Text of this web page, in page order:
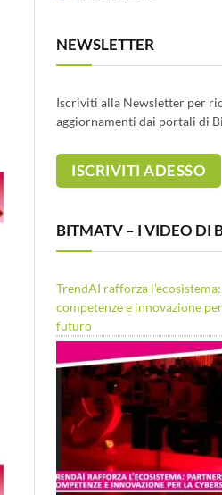
NEWSLETTER
Iscriviti alla Newsletter per
aggiornamenti dai portali di
BITMATV – I VIDEO DI
TrendAI rafforza
competenze e innovazione
futuro